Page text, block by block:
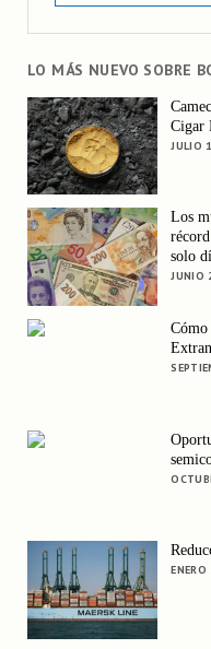
LO MÁS NUEVO SOBRE
Cigar
JULIO
Los
solo
JUNIO
Cómo